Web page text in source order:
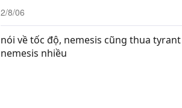
2/8/06
nói về tốc độ, nemesis cũng thua
nemesis nhiều